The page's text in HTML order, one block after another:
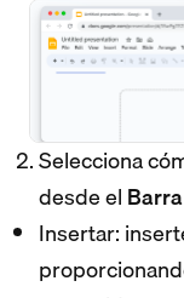
Selecciona
desde el
Insertar: